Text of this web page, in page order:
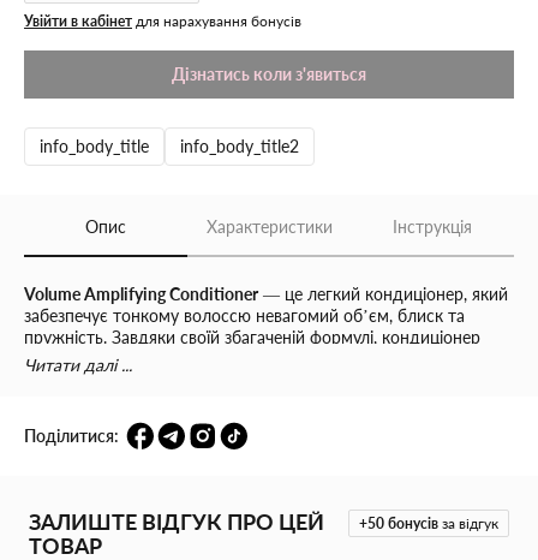
Увійти в кабінет для нарахування бонусів
Дізнатись коли з'явиться
info_body_title info_body_title2
Опис Характеристики Інструкція
Volume Amplifying Conditioner— це легкий кондиціонер, який
забезпечує тонкому волоссю невагомий об’єм, блиск та
пружність. Завдяки своїй збагаченій формулі, кондиціонер
робить пасма густішими, додає їм об’єму та запобігає
обтяженню, залишаючи волосся легким і шовковистим.
підходить для тих, хто хоче забезпечити максимальний об'єм
та сяйво своїм пасмам. Формула з миттєвим розплутуванням
Особливості продукту:
Читати далі ...
Поділитися:
+50 бонусів за відгук
ЗАЛИШТЕ ВІДГУК ПРО ЦЕЙ
ТОВАР